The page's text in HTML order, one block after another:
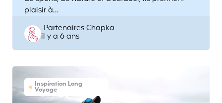
plaisir à…
Posted
by
Partenaires Chapka
il y a 6 ans
Inspiration Long
Voyage